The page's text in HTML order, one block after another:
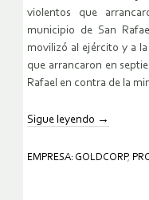
violentos que
municipio de San
movilizó al ejército y a
que arrancaron en
Rafael en contra de la
Sigue leyendo →
EMPRESA: GOLDCORP,